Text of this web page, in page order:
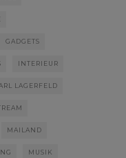
GADGETS
INTERIEUR
LAGERFELD
MAILAND
MUSIK